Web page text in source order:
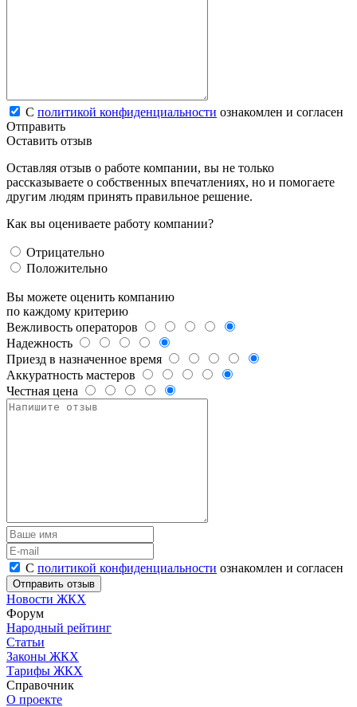
С политикой конфиденциальности ознакомлен и согласен
Отправить
Оставить отзыв
Оставляя отзыв о работе компании, вы не только
рассказываете о собственных впечатлениях, но и помогаете
другим людям принять правильное решение.
Как вы оцениваете работу компании?
Отрицательно
Положительно
Вы можете оценить компанию
по каждому критерию
Вежливость операторов
Надежность
Приезд в назначенное время
Аккуратность мастеров
Честная цена
С политикой конфиденциальности ознакомлен и согласен
Новости ЖКХ
Форум
Народный рейтинг
Статьи
Законы ЖКХ
Тарифы ЖКХ
Справочник
О проекте